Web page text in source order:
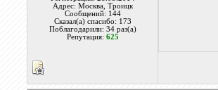
Адрес: Москва, Троицк
Сообщений: 144
Сказал(а) спасибо: 173
Поблагодарили: 34 раз(а)
Репутация: 625